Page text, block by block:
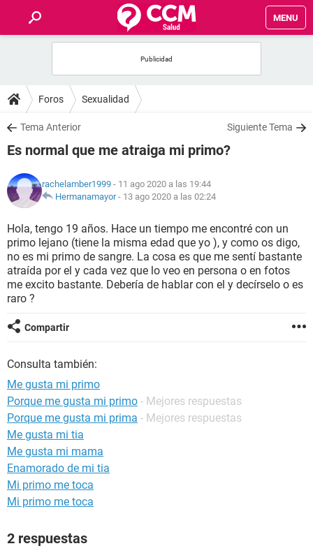
MENU
FOROS
SALUD
NUTRICIÓN
BIENESTAR
SEXUALIDAD
GLOSARIO
Foros Sexualidad
Tema Anterior Siguiente Tema
Es normal que me atraiga mi primo?
rachelamber1999 - 11 ago 2020 a las 19:44
Hermanamayor- 13 ago 2020 a las 02:24
Hola, tengo 19 años. Hace un tiempo me encontré con un
primo lejano (tiene la misma edad que yo ), y como os digo,
no es mi primo de sangre. La cosa es que me sentí bastante
atraída por el y cada vez que lo veo en persona o en fotos
me excito bastante. Debería de hablar con el y decírselo o es
raro ?
Compartir
Consulta también:
Me gusta mi primo
Porque me gusta mi primo - Mejores respuestas
Porque me gusta mi prima - Mejores respuestas
Me gusta mi tia
Me gusta mi mama
Enamorado de mi tia
Mi primo me toca
Mi primo me toca
2 respuestas